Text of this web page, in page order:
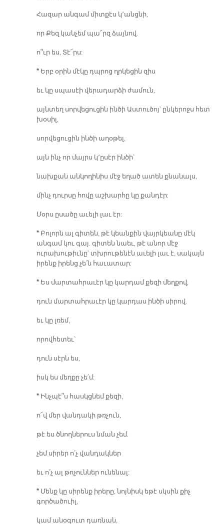
Հազար անգամ միտքէս կ՚անցնի,
որ Քեզ կանչեմ պա՜րզ ձայնով.
ո՞ւր ես, Տէ՜րս:
*Երբ օրին մէկը դպրոց ղրկեցին զիս
եւ կը սպասէի վերադարձի ժամուն,
այնտեղ սորվեցուցին ինծի Աստուծոյ՝ ընկերոջս հետ
խօսիլ,
սորվեցուցին ինծի աղօթել,
այն ինչ որ մայրս կ՚ըսէր ինծի՝
նախքան անկողինիս մէջ եղած ատեն քնանալս,
մինչ դուրսը հովը աշխարհը կը քանդէր:
Մօրս ըսածը աւելի լաւ էր:
*Բոլորն ալ գիտեն, թէ կեանքին վայրկեանը մէկ
անգամ կու գայ. գիտեն նաեւ, թէ անոր մէջ
ուրախութիւնը՝ տխրութենէն աւելի լաւ է, սակայն
իրենք իրենց չե՛ն հաւատար:
*Ես մարտահրաւէր կը կարդամ քեզի մեղքով,
դուն մարտահրաւէր կը կարդաս ինծի սիրով.
եւ կը լռեմ,
որովհետեւ՝
դուն սէրն ես,
իսկ ես մեղքը չե՛մ:
*Ինչպէ՞ս հասկցնեմ քեզի,
ո՜վ մեր վանդակի թռչուն,
թէ ես ծնողներուս նման չեմ.
չեմ սիրեր ո՛չ վանդակներ
եւ ո՛չ ալ թոչուններ ունենալ:
*Մենք կը սիրենք իրերը, նոյնիսկ եթէ սկսին քիչ
գործածուիլ,
կամ անօգուտ դառնան,